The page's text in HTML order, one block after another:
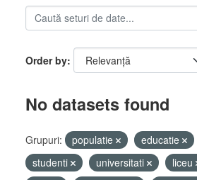
Order by
No datasets found
Grupuri: populatie educatie
studenti
universitati liceu